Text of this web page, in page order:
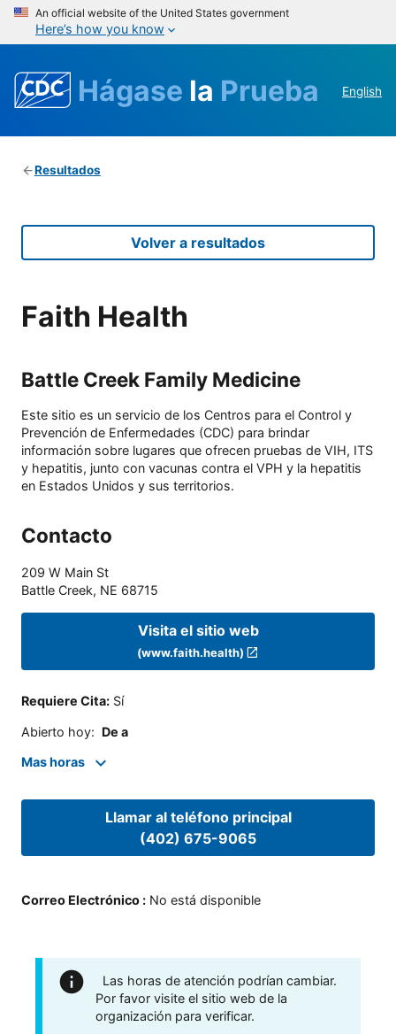
An official website of the United States government
Here’s how you know
Hágase la Prueba English
Resultados
Volver a resultados
Faith Health
Battle Creek Family Medicine
Este sitio es un servicio de los Centros para el Control y
Prevención de Enfermedades (CDC) para brindar
información sobre lugares que ofrecen pruebas de VIH, ITS
y hepatitis, junto con vacunas contra el VPH y la hepatitis
en Estados Unidos y sus territorios.
Contacto
209 W Main St
Battle Creek, NE 68715
Visita el sitio web
(www.faith.health)
Requiere Cita: Sí
Abierto hoy: De a
Mas horas
Llamar al teléfono principal
(402) 675-9065
Correo Electrónico : No está disponible
Las horas de atención podrían cambiar.
Por favor visite el sitio web de la
organización para verificar.